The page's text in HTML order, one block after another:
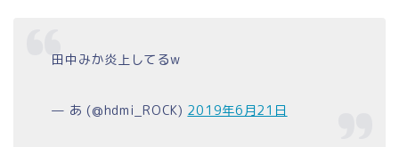
田中みか炎上してるw
— あ (@hdmi_ROCK) 2019年6月21日